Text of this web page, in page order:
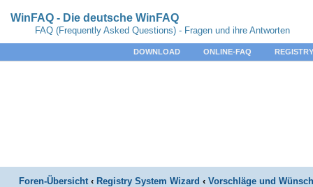
WinFAQ - Die deutsche WinFAQ
FAQ (Frequently Asked Questions) - Fragen und ihre Antworten
DOWNLOAD ONLINE-FAQ
Foren-Übersicht ‹ Registry System Wizard ‹ Vorschläge und